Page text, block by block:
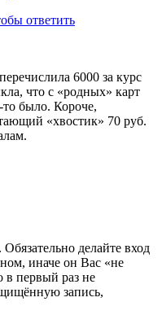
ответить
6000 за курс
что с «родных» карт
было. Короче,
«хвостик» 70 руб.
делайте вход
иначе он Вас «не
в первый раз не
запись,